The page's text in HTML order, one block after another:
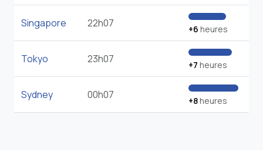
Singapore 22h07 +6 heures
Tokyo 23h07 +7 heures
Sydney 00h07 +8heures